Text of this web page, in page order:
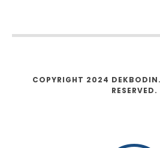
COPYRIGHT 2024
RESERVED.